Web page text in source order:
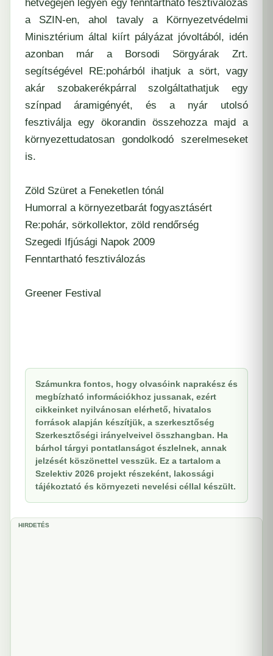
hétvégéjén legyen egy fenntartható fesztiválozás
a SZIN-en, ahol tavaly a Környezetvédelmi
Minisztérium által kiírt pályázat jóvoltából, idén
azonban már a Borsodi Sörgyárak Zrt.
segítségével RE:pohárból ihatjuk a sört, vagy
akár szobakerékpárral szolgáltathatjuk egy
színpad áramigényét, és a nyár utolsó
fesztiválja egy ökorandin összehozza majd a
környezettudatosan gondolkodó szerelmeseket
is.
Zöld Szüret a Feneketlen tónál
Humorral a környezetbarát fogyasztásért
Re:pohár, sörkollektor, zöld rendőrség
Szegedi Ifjúsági Napok 2009
Fenntartható fesztiválozás
Greener Festival
Számunkra fontos, hogy olvasóink naprakész és
megbízható információkhoz jussanak, ezért
cikkeinket nyilvánosan elérhető, hivatalos
források alapján készítjük, a szerkesztőség
Szerkesztőségi irányelveivel összhangban. Ha
bárhol tárgyi pontatlanságot észlelnek, annak
jelzését köszönettel vesszük. Ez a tartalom a
Szelektiv 2026 projekt részeként, lakossági
tájékoztató és környezeti nevelési céllal készült.
HIRDETÉS